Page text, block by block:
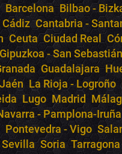
Barcelona Bilbao -
Cádiz Cantabria -
Ceuta Ciudad Real
Gipuzkoa - San
Guadalajara
Jaén La Rioja - Logroño
Lugo Madrid
- Pamplona-Iruña
Pontevedra - Vigo
Sevilla Soria Tarragona
Bololoco · conciertos.club
Online · Te ayudo a encontrar